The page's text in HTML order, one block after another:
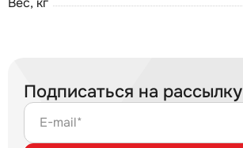
Подписаться на рассылку
E-mail*